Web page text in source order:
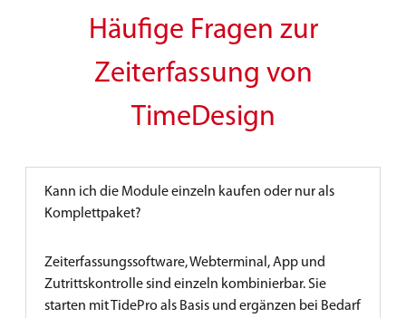
Häufige Fragen zur
Zeiterfassung von
TimeDesign
Kann ich die Module einzeln kaufen oder nur als
Komplettpaket?
Zeiterfassungssoftware, Webterminal, App und
Zutrittskontrolle sind einzeln kombinierbar. Sie
starten mit TidePro als Basis und ergänzen bei Bedarf